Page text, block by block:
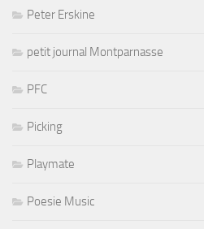
Peter Erskine
petit journal Montparnasse
PFC
Picking
Playmate
Poesie Music